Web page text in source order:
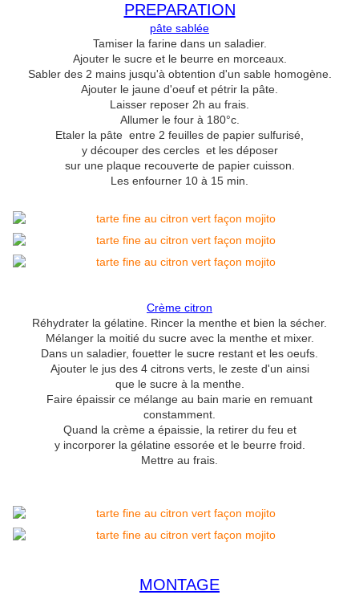
PREPARATION
pâte sablée
Tamiser la farine dans un saladier.
Ajouter le sucre et le beurre en morceaux.
Sabler des 2 mains jusqu'à obtention d'un sable homogène.
Ajouter le jaune d'oeuf et pétrir la pâte.
Laisser reposer 2h au frais.
Allumer le four à 180°c.
Etaler la pâte entre 2 feuilles de papier sulfurisé,
y découper des cercles et les déposer
sur une plaque recouverte de papier cuisson.
Les enfourner 10 à 15 min.
Crème citron
Réhydrater la gélatine. Rincer la menthe et bien la sécher.
Mélanger la moitié du sucre avec la menthe et mixer.
Dans un saladier, fouetter le sucre restant et les oeufs.
Ajouter le jus des 4 citrons verts, le zeste d'un ainsi
que le sucre à la menthe.
Faire épaissir ce mélange au bain marie en remuant
constamment.
Quand la crème a épaissie, la retirer du feu et
y incorporer la gélatine essorée et le beurre froid.
Mettre au frais.
MONTAGE